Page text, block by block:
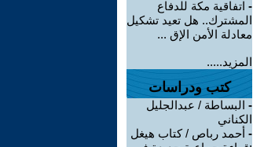
- اتفاقية مكة للدفاع
المشترك.. هل تعيد تشكيل
معادلة الأمن الإق ...
المزيد.....
كتب ودراسات
- البساطة / عبدالجليل
الكناني
- أحمد رباص / كتاب هيغل